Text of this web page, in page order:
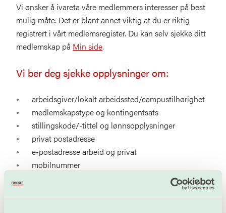
Vi ønsker å ivareta våre medlemmers interesser på best
mulig måte. Det er blant annet viktig at du er riktig
registrert i vårt medlemsregister. Du kan selv sjekke ditt
medlemskap på Min side.
Vi ber deg sjekke opplysninger om:
arbeidsgiver/lokalt arbeidssted/campustilhørighet
medlemskapstype og kontingentsats
stillingskode/-tittel og lønnsopplysninger
privat postadresse
e-postadresse arbeid og privat
mobilnummer